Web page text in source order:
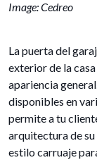
Image: Cedreo
La puerta del
exterior de la
apariencia
disponibles en
permite a tu
arquitectura de
estilo carruaje